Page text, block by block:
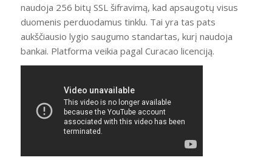
naudoja 256 bitų SSL šifravimą, kad apsaugotų visus
duomenis perduodamus tinklu. Tai yra tas pats
aukščiausio lygio saugumo standartas, kurį naudoja
bankai. Platforma veikia pagal Curacao licenciją.